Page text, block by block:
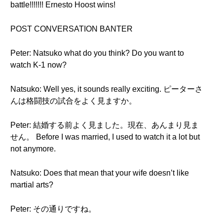
battle!!!!!!! Ernesto Hoost wins!
POST CONVERSATION BANTER
Peter: Natsuko what do you think? Do you want to
watch K-1 now?
Natsuko: Well yes, it sounds really exciting. ピーターさ
んは格闘技の試合をよく見ますか。
Peter: 結婚する前よく見ました。現在、あんまり見ま
せん。 Before I was married, I used to watch it a lot but
not anymore.
Natsuko: Does that mean that your wife doesn’t like
martial arts?
Peter: その通りですね。